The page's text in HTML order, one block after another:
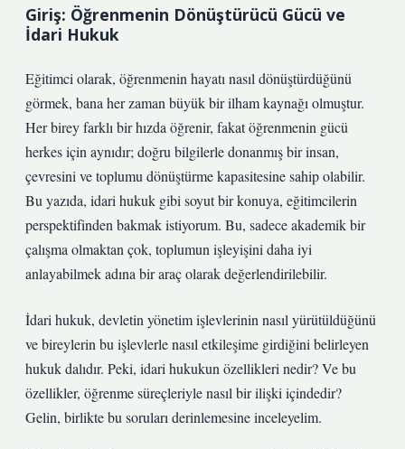
Giriş: Öğrenmenin Dönüştürücü Gücü ve
İdari Hukuk
Eğitimci olarak, öğrenmenin hayatı nasıl dönüştürdüğünü
görmek, bana her zaman büyük bir ilham kaynağı olmuştur.
Her birey farklı bir hızda öğrenir, fakat öğrenmenin gücü
herkes için aynıdır; doğru bilgilerle donanmış bir insan,
çevresini ve toplumu dönüştürme kapasitesine sahip olabilir.
Bu yazıda, idari hukuk gibi soyut bir konuya, eğitimcilerin
perspektifinden bakmak istiyorum. Bu, sadece akademik bir
çalışma olmaktan çok, toplumun işleyişini daha iyi
anlayabilmek adına bir araç olarak değerlendirilebilir.
İdari hukuk, devletin yönetim işlevlerinin nasıl yürütüldüğünü
ve bireylerin bu işlevlerle nasıl etkileşime girdiğini belirleyen
hukuk dalıdır. Peki, idari hukukun özellikleri nedir? Ve bu
özellikler, öğrenme süreçleriyle nasıl bir ilişki içindedir?
Gelin, birlikte bu soruları derinlemesine inceleyelim.